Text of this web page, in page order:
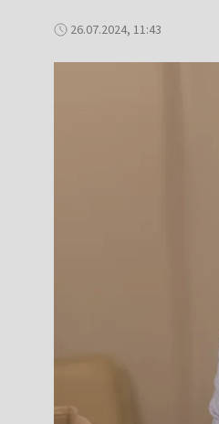
26.07.2024, 11:43